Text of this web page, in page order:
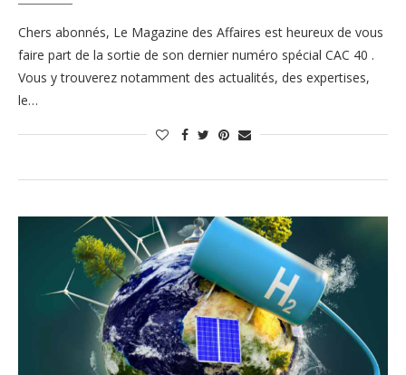
Chers abonnés, Le Magazine des Affaires est heureux de vous
faire part de la sortie de son dernier numéro spécial CAC 40 .
Vous y trouverez notamment des actualités, des expertises,
le…